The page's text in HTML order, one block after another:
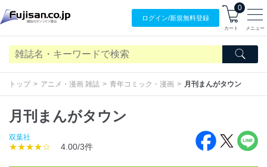
ログイン/新規無料登録
0
カート メニュー
トップ アニメ・漫画 雑誌 青年コミック・漫画 月刊まんがタウン
月刊まんがタウン
双葉社
★★★★☆ 4.00/3件